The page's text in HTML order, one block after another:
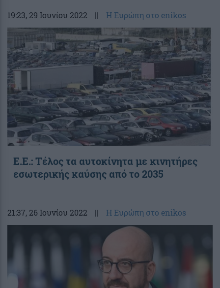
19:23, 29 Ιουνίου 2022 || Η Ευρώπη στο enikos
Ε.Ε.: Τέλος τα αυτοκίνητα με κινητήρες
εσωτερικής καύσης από το 2035
21:37, 26 Ιουνίου 2022 || Η Ευρώπη στο enikos